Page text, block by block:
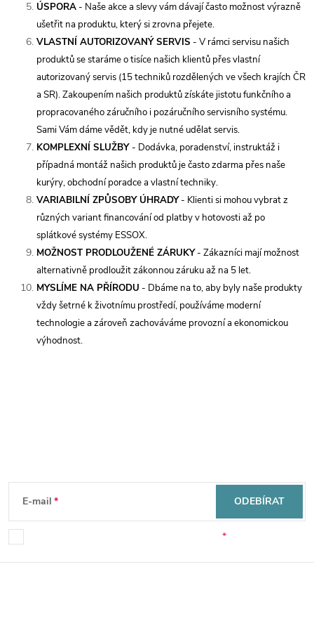
ÚSPORA - Naše akce a slevy vám dávají často možnost výrazně
ušetřit na produktu, který si zrovna přejete.
VLASTNÍ AUTORIZOVANÝ SERVIS - V rámci servisu našich
produktů se staráme o tisíce našich klientů přes vlastní
autorizovaný servis (15 techniků rozdělených ve všech krajích ČR
a SR). Zakoupením našich produktů získáte jistotu funkčního a
propracovaného záručního i pozáručního servisního systému.
Sami Vám dáme vědět, kdy je nutné udělat servis.
KOMPLEXNÍ SLUŽBY - Dodávka, poradenství, instruktáž i
případná montáž našich produktů je často zdarma přes naše
kurýry, obchodní poradce a vlastní techniky.
VARIABILNÍ ZPŮSOBY ÚHRADY- Klienti si mohou vybrat z
různých variant financování od platby v hotovosti až po
splátkové systémy ESSOX.
MOŽNOST PRODLOUŽENÉ ZÁRUKY- Zákazníci mají možnost
alternativně prodloužit zákonnou záruku až na 5 let.
MYSLÍME NA PŘÍRODU - Dbáme na to, aby byly naše produkty
vždy šetrné k životnímu prostředí, používáme moderní
technologie a zároveň zachováváme provozní a ekonomickou
výhodnost.
Z
p
E-mail ODEBÍRAT